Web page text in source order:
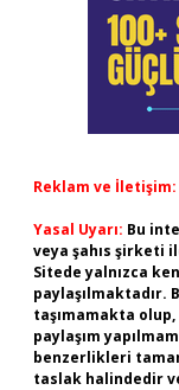
Reklam ve İletişim:
Yasal Uyarı: Bu
veya şahıs şirketi
Sitede yalnızca
taşımamakta
paylaşım
benzerlikleri
taslak halindedir